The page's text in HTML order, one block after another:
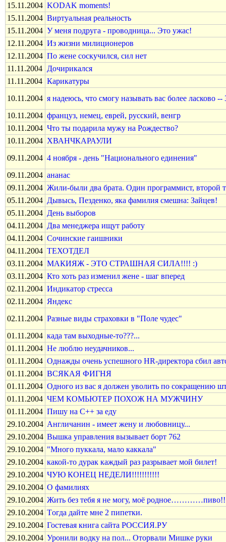
15.11.2004 KODAK moments!
15.11.2004 Виртуальная реальность
15.11.2004 У меня подруга - проводница... Это ужас!
12.11.2004 Из жизни милиционеров
12.11.2004 По жене соскучился, сил нет
11.11.2004 Дочирикался
11.11.2004 Карикатуры
10.11.2004 я надеюсь, что смогу называть вас более ласково --
10.11.2004 француз, немец, еврей, русский, венгр
10.11.2004 Что ты подарила мужу на Рождество?
10.11.2004 ХВАНЧКАРАУЛИ
09.11.2004 4 ноября - день "Национального единения"
09.11.2004 ананас
09.11.2004 Жили-были два брата. Один программист, второй
05.11.2004 Дывысь, Пезденко, яка фамилия смешна: Зайцев!
05.11.2004 День выбоpов
04.11.2004 Два менеджера ищут работу
04.11.2004 Сочинские гаишники
04.11.2004 ТЕХОТДЕЛ
03.11.2004 МАКИЯЖ - ЭТО СТРАШНАЯ СИЛА!!!! :)
03.11.2004 Кто хоть раз изменил жене - шаг вперед
02.11.2004 Индикатор стресса
02.11.2004 Яндекс
02.11.2004 Разные виды страховки в "Поле чудес"
01.11.2004 када там выходные-то???...
01.11.2004 Не люблю неудачников...
01.11.2004 Однажды очень успешного HR-директора сбил
01.11.2004 ВСЯКАЯ ФИГНЯ
01.11.2004 Одного из вас я должен уволить по сокращению
01.11.2004 ЧЕМ КОМЬЮТЕР ПОХОЖ НА МУЖЧИНУ
01.11.2004 Пишу на C++ за еду
29.10.2004 Англичанин - имеет жену и любовницу...
29.10.2004 Вышка управления вызывает борт 762
29.10.2004 "Много пуккала, мало каккала"
29.10.2004 какой-то дурак каждый раз разрывает мой билет!
29.10.2004 ЧУЮ КОНЕЦ НЕДЕЛИ!!!!!!!!!!!
29.10.2004 О фамилиях
29.10.2004 Жить без тебя я не могу, моё
29.10.2004 Tогда дайте мне 2 пипетки.
29.10.2004 Гостевая книга сайта РОССИЯ.РУ
29.10.2004 Уронили водку на пол... Оторвали Мишке руки